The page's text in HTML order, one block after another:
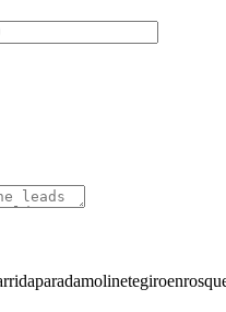
paradamolinetegiro